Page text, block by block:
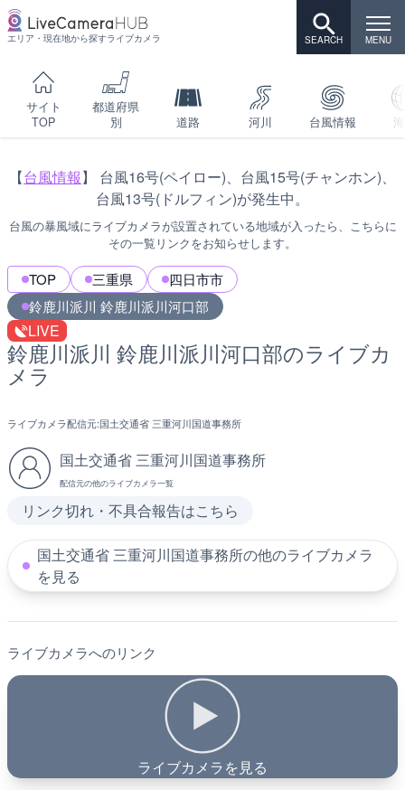
エリア・現在地から探すライブカメラ
サイト
TOP
都道府県
別
道路 河川 台風情報
【台風情報】 台風16号(ペイロー)、台風15号(チャンホン)、
台風13号(ドルフィン)が発生中。
台風の暴風域にライブカメラが設置されている地域が入ったら、こちらに
その一覧リンクをお知らせします。
TOP 三重県
四日市市
鈴鹿川派川 鈴鹿川派川河口部
LIVE
鈴鹿川派川 鈴鹿川派川河口部のライブカ
メラ
ライブカメラ配信元:国土交通省 三重河川国道事務所
国土交通省 三重河川国道事務所
配信元の他のライブカメラ一覧
リンク切れ・不具合報告はこちら
国土交通省 三重河川国道事務所の他のライブカメラ
を見る
ライブカメラへのリンク
ライブカメラを見る